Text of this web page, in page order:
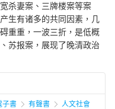
杀妻案、三牌楼案等案
生有诸多的共同因素，几
重重，一波三折，是低概
苏报案，展现了晚清政治
子書 有聲書 人文社會